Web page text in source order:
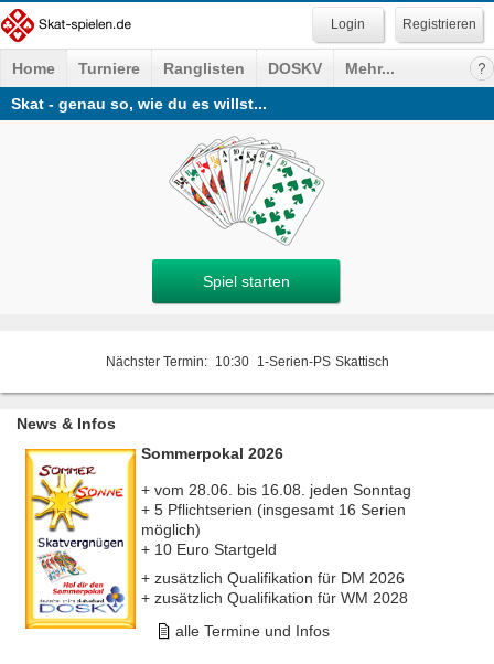
Registrieren
Home Turniere Ranglisten DOSKV
Mehr...
Skat - genau so, wie du es willst...
Spiel starten
Nächster Termin: 10:30 1-Serien-PS Skattisch
News & Infos
Sommerpokal 2026
+ vom 28.06. bis 16.08. jeden Sonntag
+ 5 Pflichtserien (insgesamt 16 Serien
möglich)
+ 10 Euro Startgeld
+ zusätzlich Qualifikation für DM 2026
+ zusätzlich Qualifikation für WM 2028
alle Termine und Infos